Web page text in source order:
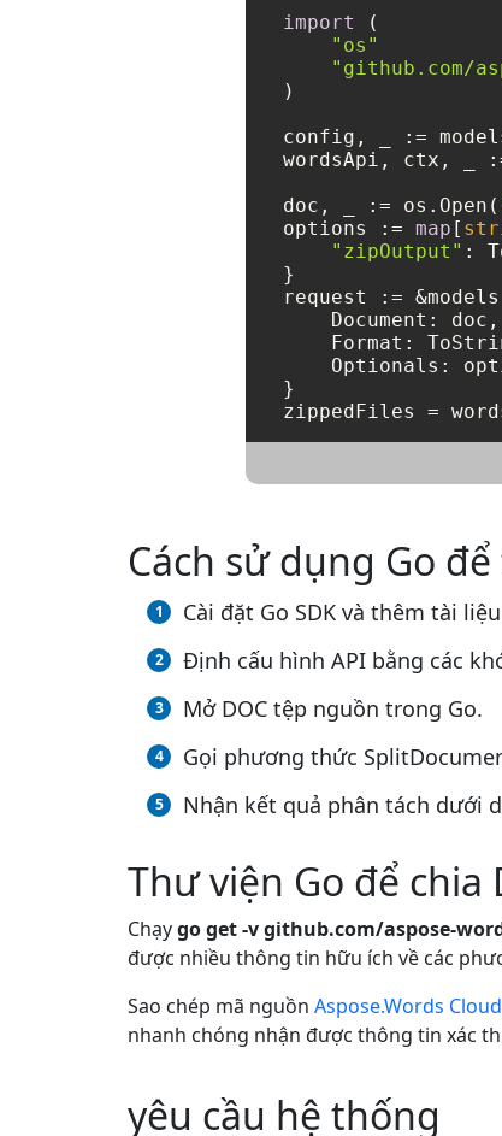
import
(
"os"
"github.com/
)
config, _ :=
wordsApi, ctx, _
doc, _ := os.Open(
options := map [
"zipOutput" :
}
request :=
    Document: doc,
Format:
Optionals:
}
zippedFiles =
Cách sử dụng Go
Cài đặt Go SDK và thêm tài
Định cấu hình API bằng các
Mở DOC tệp nguồn trong Go.
Gọi phương thức
Nhận kết quả phân tách dưới
Thư viện Go để
Chạygo get -v github.com/aspose-
được nhiều thông tin hữu ích về các
Sao chép mã nguồn Aspose.Words
nhanh chóng nhận được thông tin xác
yêu cầu hệ thống